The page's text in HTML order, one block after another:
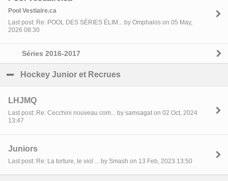
Pool Vestiaire.ca
Last post: Re: POOL DES SÉRIES ÉLIM... by Omphalos on 05 May,
2026 08:30
Séries 2016-2017
Hockey Junior et Recrues
LHJMQ
Last post: Re: Cecchini nouveau com... by samsagat on 02 Oct, 2024
13:47
Juniors
Last post: Re: La torture, le viol ... by Smash on 13 Feb, 2023 13:50